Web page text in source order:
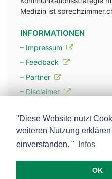
Medizin ist
INFORMATIONEN
– Impressum
– Feedback
– Partner
– Disclaimer
– Werbung
– Mehr über unsere
"Diese Website nutzt
weiteren Nutzung
einverstanden. "
Infos
OK